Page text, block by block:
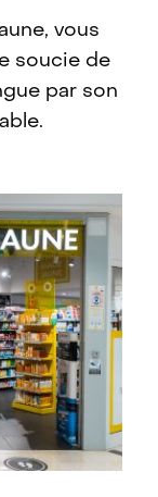
vous
soucie de
par son